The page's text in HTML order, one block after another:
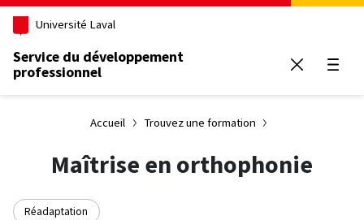
Aller au contenu principal
Université Laval
Service du développement
professionnel
Accueil Trouvez une formation
Maîtrise en orthophonie
Réadaptation